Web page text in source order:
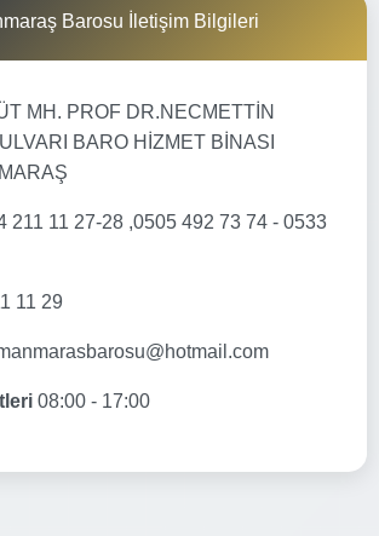
Barosu İletişim Bilgileri
MH. PROF DR.NECMETTİN
BARO HİZMET BİNASI
211 11 27-28 ,0505 492 73 74 - 0533
11 29
08:00 - 17:00